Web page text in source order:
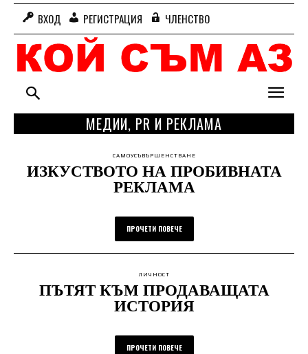
ВХОД РЕГИСТРАЦИЯ ЧЛЕНСТВО
МЕДИИ, PR И РЕКЛАМА
САМОУСЪВЪРШЕНСТВАНЕ
ИЗКУСТВОТО НА ПРОБИВНАТА
РЕКЛАМА
ПРОЧЕТИ ПОВЕЧЕ
ЛИЧНОСТ
ПЪТЯТ КЪМ ПРОДАВАЩАТА
ИСТОРИЯ
ПРОЧЕТИ ПОВЕЧЕ